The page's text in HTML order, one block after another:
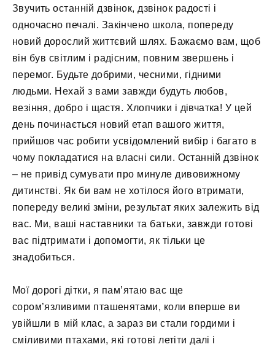
Звучить останній дзвінок, дзвінок радості і
одночасно печалі. Закінчено школа, попереду
новий дорослий життєвий шлях. Бажаємо вам, щоб
він був світлим і радісним, повним звершень і
перемог. Будьте добрими, чесними, гідними
людьми. Нехай з вами завжди будуть любов,
везіння, добро і щастя. Хлопчики і дівчатка! У цей
день починається новий етап вашого життя,
прийшов час робити усвідомлений вибір і багато в
чому покладатися на власні сили. Останній дзвінок
– не привід сумувати про минуле дивовижному
дитинстві. Як би вам не хотілося його втримати,
попереду великі зміни, результат яких залежить від
вас. Ми, ваші наставники та батьки, завжди готові
вас підтримати і допомогти, як тільки це
знадобиться.
Мої дорогі дітки, я пам’ятаю вас ще
сором’язливими пташенятами, коли вперше ви
увійшли в мій клас, а зараз ви стали гордими і
сміливими птахами, які готові летіти далі і